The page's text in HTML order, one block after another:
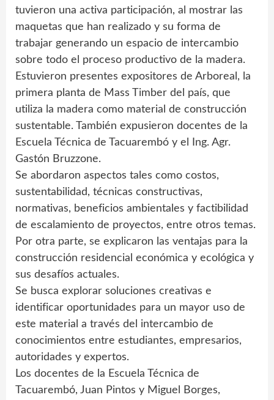
tuvieron una activa participación, al mostrar las
maquetas que han realizado y su forma de
trabajar generando un espacio de intercambio
sobre todo el proceso productivo de la madera.
Estuvieron presentes expositores de Arboreal, la
primera planta de Mass Timber del país, que
utiliza la madera como material de construcción
sustentable. También expusieron docentes de la
Escuela Técnica de Tacuarembó y el Ing. Agr.
Gastón Bruzzone.
Se abordaron aspectos tales como costos,
sustentabilidad, técnicas constructivas,
normativas, beneficios ambientales y factibilidad
de escalamiento de proyectos, entre otros temas.
Por otra parte, se explicaron las ventajas para la
construcción residencial económica y ecológica y
sus desafíos actuales.
Se busca explorar soluciones creativas e
identificar oportunidades para un mayor uso de
este material a través del intercambio de
conocimientos entre estudiantes, empresarios,
autoridades y expertos.
Los docentes de la Escuela Técnica de
Tacuarembó, Juan Pintos y Miguel Borges,